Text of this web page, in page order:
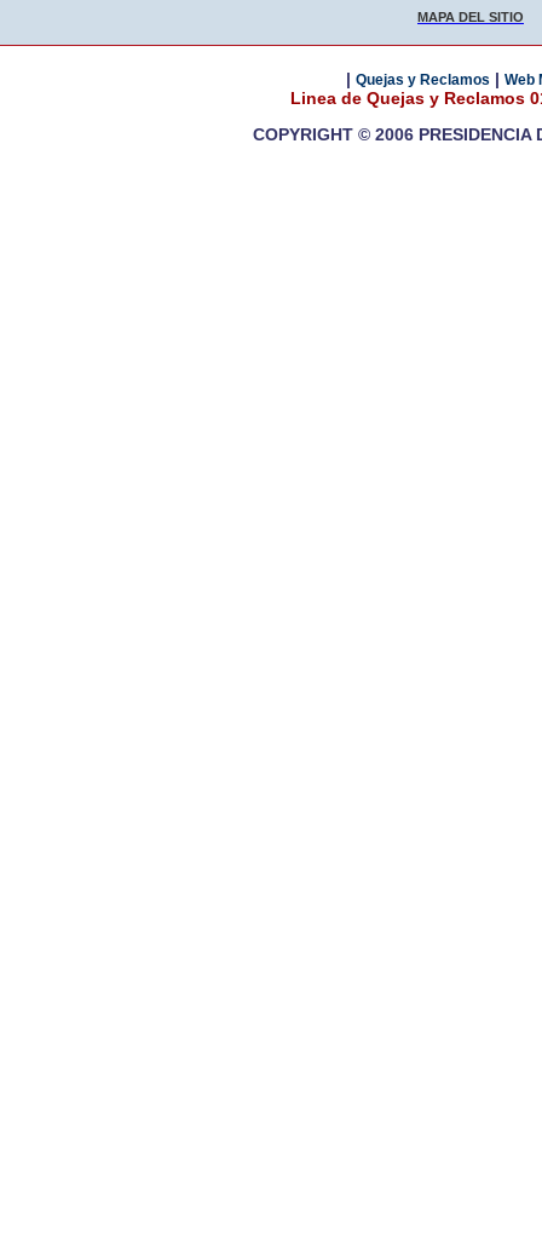
MAPA DEL SITIO
| Quejas y Reclamos | Web
Linea de Quejas y Reclamos
COPYRIGHT © 2006 PRESIDENCIA